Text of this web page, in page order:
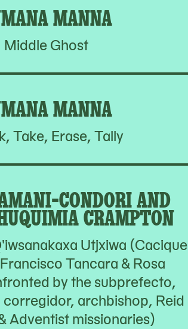
MANNA
Middle Ghost
MANNA
Take, Erase, Tally
CONDORI AND
CRAMPTON
Utjxiwa (Cacique
Tancara & Rosa
by the subprefecto,
archbishop, Reid
Adventist missionaries)